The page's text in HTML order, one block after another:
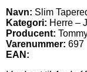
Navn: Slim
Kategori: Herre –
Producent:
Varenummer: 697
EAN: